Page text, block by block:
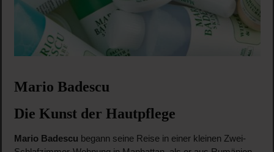
Mario Badescu
Die Kunst der Hautpflege
Mario Badescu begann seine Reise in einer kleinen Zwei-